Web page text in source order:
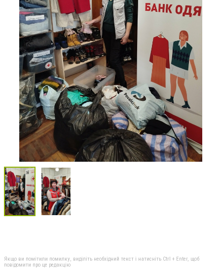
Якщо ви помітили помилку, виділіть необхідний текст і натисніть Ctrl + Enter, щоб
повідомити про це редакцію